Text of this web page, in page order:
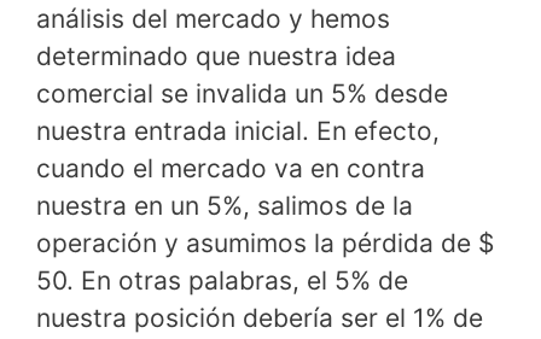
análisis del mercado y hemos
determinado que nuestra idea
comercial se invalida un 5% desde
nuestra entrada inicial. En efecto,
cuando el mercado va en contra
nuestra en un 5%, salimos de la
operación y asumimos la pérdida de $
50. En otras palabras, el 5% de
nuestra posición debería ser el 1% de